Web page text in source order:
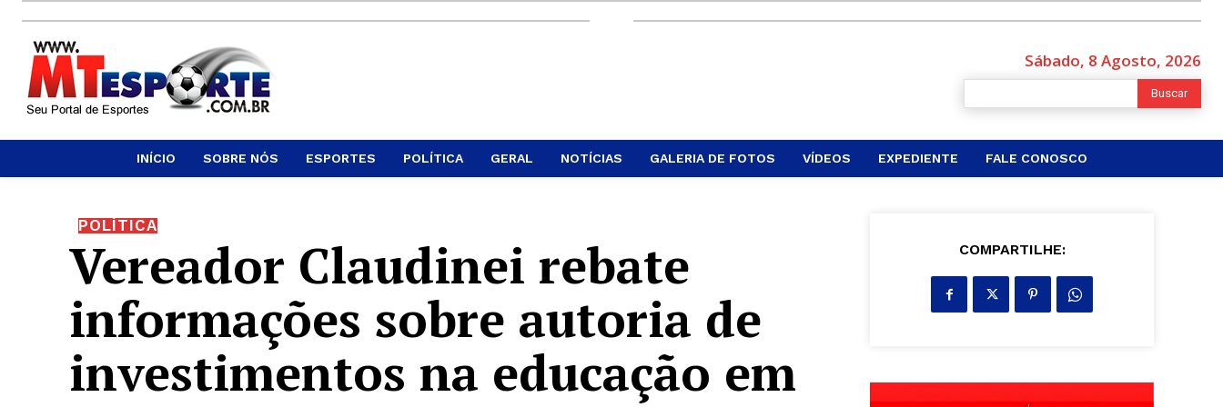
Sábado, 8 Agosto, 2026
Buscar
INÍCIO SOBRE NÓS ESPORTES POLÍTICA GERAL NOTÍCIAS GALERIA DE FOTOS VÍDEOS EXPEDIENTE FALE CONOSCO
POLÍTICA
Vereador Claudinei rebate
informações sobre autoria de
investimentos na educação em
COMPARTILHE: